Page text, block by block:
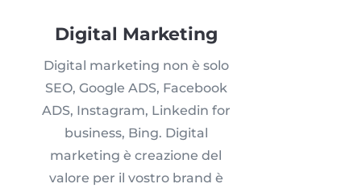
Digital Marketing
Digital marketing non è solo
SEO, Google ADS, Facebook
ADS, Instagram, Linkedin for
business, Bing. Digital
marketing è creazione del
valore per il vostro brand è